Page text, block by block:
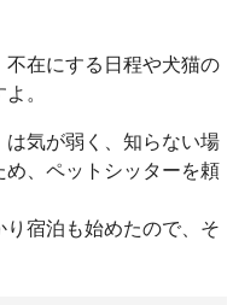
在にする日程や犬猫の
。
気が弱く、知らない場
め、ペットシッターを頼
宿泊も始めたので、そ